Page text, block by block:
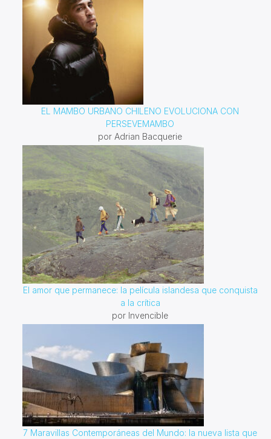
EL MAMBO URBANO CHILENO EVOLUCIONA CON
PERSEVEMAMBO
por Adrian Bacquerie
El amor que permanece: la película islandesa que conquista
a la crítica
por Invencible
7 Maravillas Contemporáneas del Mundo: la nueva lista que